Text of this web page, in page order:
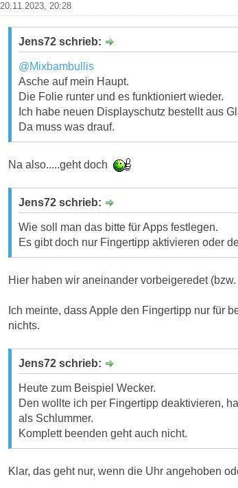
20.11.2023, 20:28
Jens72 schrieb:
@Mixbambullis
Asche auf mein Haupt.
Die Folie runter und es funktioniert wieder.
Ich habe neuen Displayschutz bestellt aus
Da muss was drauf.
Na also.....geht doch
Jens72 schrieb:
Wie soll man das bitte für Apps festlegen.
Es gibt doch nur Fingertipp aktivieren oder
Hier haben wir aneinander vorbeigeredet
Ich meinte, dass Apple den Fingertipp nur für
nichts.
Jens72 schrieb:
Heute zum Beispiel Wecker.
Den wollte ich per Fingertipp deaktivieren,
als Schlummer.
Komplett beenden geht auch nicht.
Klar, das geht nur, wenn die Uhr angehoben